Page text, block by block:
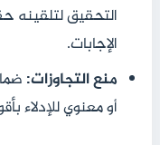
التحقيق لتلقينه
الإجابات.
منع التجاوزات:
أو معنوي للإدلاء